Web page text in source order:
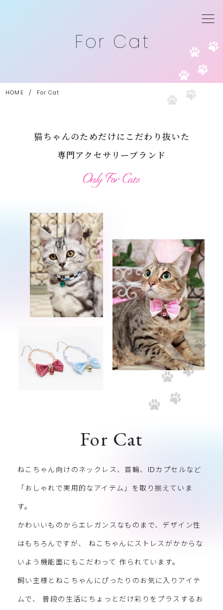
For Cat
HOME / For Cat
猫ちゃんのためだけにこだわり抜いた
専門アクセサリーブランド
For Cat
ねこちゃん向けのネックレス、首輪、IDカプセルなど
「おしゃれで実用的なアイテム」を取り揃えていま
す。
かわいいものからエレガンスなものまで、デザイン性
はもちろんですが、
ねこちゃんにストレスがかからな
いよう機能面にもこだわって 作られています。
飼い主様とねこちゃんにぴったりのお気に入りアイテ
ムで、
普段の生活にちょっとだけ彩りをプラスするお